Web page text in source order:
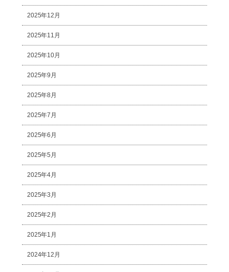
2025年12月
2025年11月
2025年10月
2025年9月
2025年8月
2025年7月
2025年6月
2025年5月
2025年4月
2025年3月
2025年2月
2025年1月
2024年12月